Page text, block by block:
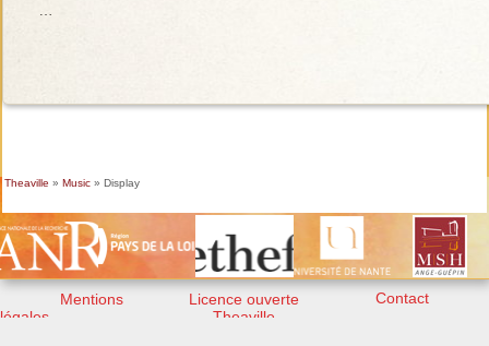
…
Theaville » Music» Display
Mentions
légales
Licence ouverte
Theaville
Contact